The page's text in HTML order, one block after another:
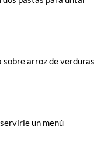
sobre arroz de verduras
un menú